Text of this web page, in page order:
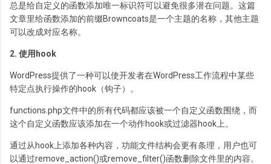
总是给自定义的函数添加唯一标识符可以避免很多潜在问题。这篇
文章里给函数添加的前缀Browncoats是一个主题的名称，其他主题
可以改成对应名称。
2. 使用hook
WordPress提供了一种可以使开发者在WordPress工作流程中某些
特定点执行操作的hook（钩子）。
functions.php文件中的所有代码都应该被一个自定义函数围绕，而
这个自定义函数应该添加在一个动作hook或过滤器hook上。
通过从hook上添加各种内容，功能文件结构会更有条理，用户也可
以通过remove_action()或remove_filter()函数删除文件里的内容。